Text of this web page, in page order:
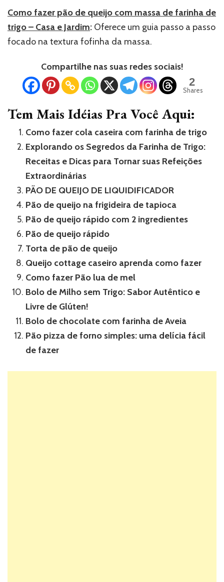
Como fazer pão de queijo com massa de farinha de
trigo – Casa e Jardim: Oferece um guia passo a passo
focado na textura fofinha da massa.
Compartilhe nas suas redes sociais!
2
Shares
Tem Mais Idéias Pra Você Aqui:
Como fazer cola caseira com farinha de trigo
Explorando os Segredos da Farinha de Trigo:
Receitas e Dicas para Tornar suas Refeições
Extraordinárias
PÃO DE QUEIJO DE LIQUIDIFICADOR
Pão de queijo na frigideira de tapioca
Pão de queijo rápido com 2 ingredientes
Pão de queijo rápido
Torta de pão de queijo
Queijo cottage caseiro aprenda como fazer
Como fazer Pão lua de mel
Bolo de Milho sem Trigo: Sabor Autêntico e
Livre de Glúten!
Bolo de chocolate com farinha de Aveia
Pão pizza de forno simples: uma delícia fácil
de fazer